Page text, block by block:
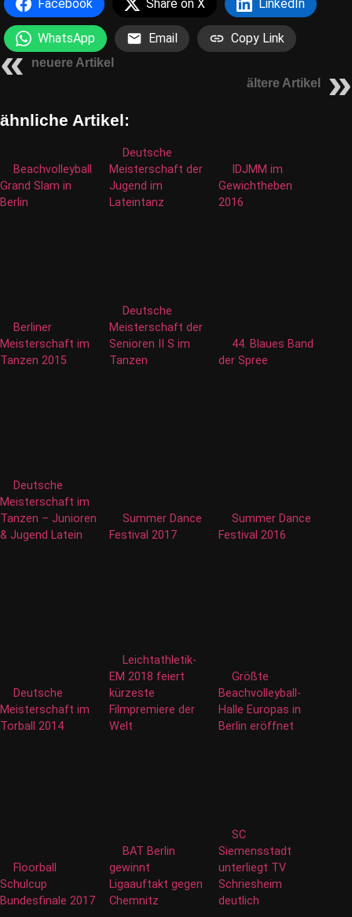
Facebook Share on X LinkedIn
WhatsApp Email Copy Link
neuere Artikel
ältere Artikel
ähnliche Artikel:
Beachvolleyball
Grand Slam in
Berlin
Deutsche
Meisterschaft der
Jugend im
Lateintanz
IDJMM im
Gewichtheben
2016
Berliner
Meisterschaft im
Tanzen 2015
Deutsche
Meisterschaft der
Senioren II S im
Tanzen
44. Blaues Band
der Spree
Deutsche
Meisterschaft im
Tanzen – Junioren
& Jugend Latein
Summer Dance
Festival 2017
Summer Dance
Festival 2016
Deutsche
Meisterschaft im
Torball 2014
Leichtathletik-
EM 2018 feiert
kürzeste
Filmpremiere der
Welt
Größte
Beachvolleyball-
Halle Europas in
Berlin eröffnet
Floorball
Schulcup
Bundesfinale 2017
BAT Berlin
gewinnt
Ligaauftakt gegen
Chemnitz
SC
Siemensstadt
unterliegt TV
Schriesheim
deutlich